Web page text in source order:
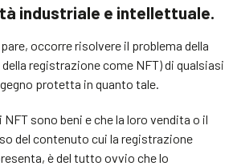
industriale e intellettuale.
occorre risolvere il problema della
registrazione come NFT) di qualsiasi
protetta in quanto tale.
sono beni e che la loro vendita o il
del contenuto cui la registrazione
è del tutto ovvio che lo